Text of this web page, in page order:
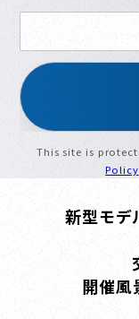
This site is
Policy
新型モデ
開催風